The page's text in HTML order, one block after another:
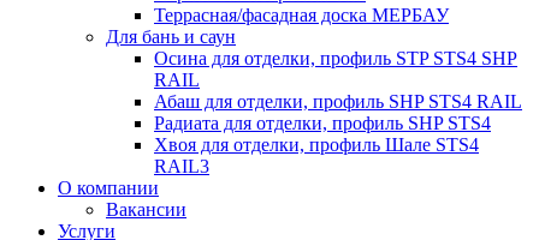
Террасная/фасадная доска МЕРБАУ
Для бань и саун
Осина для отделки, профиль STP STS4 SHP
RAIL
Абаш для отделки, профиль SHP STS4 RAIL
Радиата для отделки, профиль SHP STS4
Хвоя для отделки, профиль Шале STS4
RAIL3
О компании
Вакансии
Услуги